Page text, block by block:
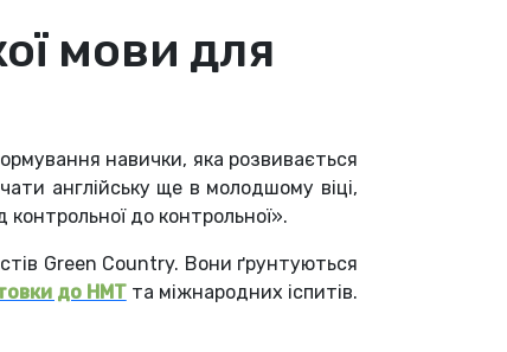
мови для
навички, яка розвивається
англійську ще в молодшому віці,
до контрольної».
Green Country. Вони ґрунтуються
до НМТта міжнародних іспитів.